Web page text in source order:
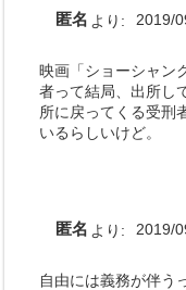
匿名 より: 2019/
映画「ショーシャン
者って結局、出所し
所に戻ってくる受刑
いるらしいけど。
匿名 より: 2019/
自由には義務が伴う